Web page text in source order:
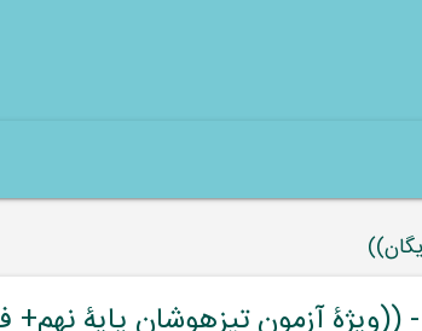
آزمون تیزهوشان پایۀ نهم+